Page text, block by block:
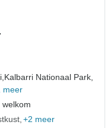
Kalbarri Nationaal Park,
meer
welkom
+2 meer